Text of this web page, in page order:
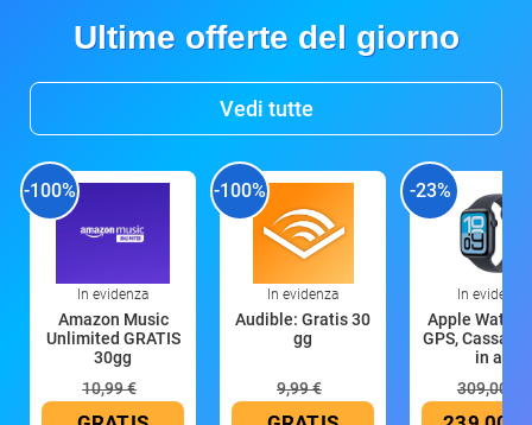
Ultime offerte del giorno
Vedi tutte
-100%
In evidenza
Amazon Music
Unlimited GRATIS
30gg
10,99 €
-100%
In evidenza
Audible: Gratis 30
gg
9,99 €
-23%
In evidenza
Apple Watch
GPS, Cassa
in all
309,00 €